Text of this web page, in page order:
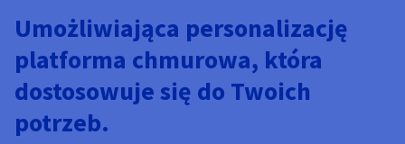
Umożliwiająca personalizację
platforma chmurowa, która
dostosowuje się do Twoich
potrzeb.